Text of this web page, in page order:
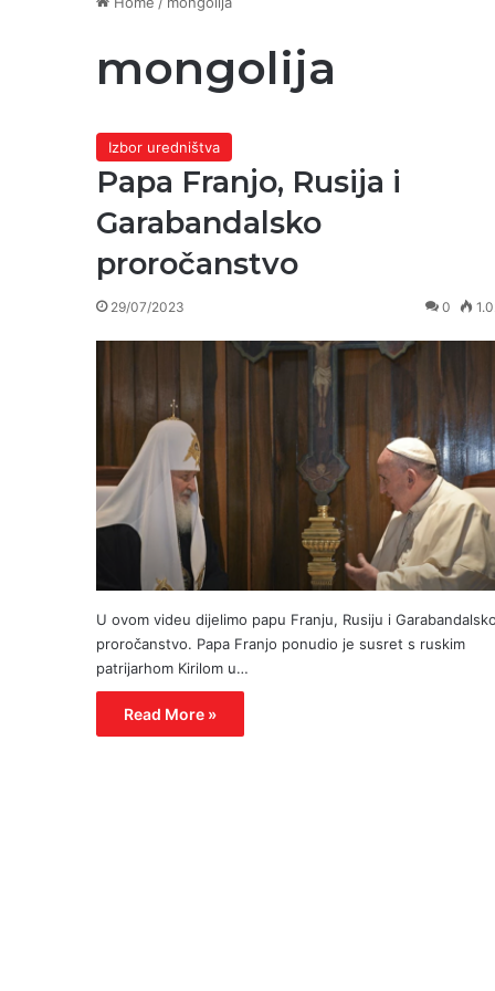
mongolija
Izbor uredništva
Papa Franjo, Rusija i
Garabandalsko
proročanstvo
29/07/2023 0
U ovom videu dijelimo papu Franju, Rusiju i
proročanstvo. Papa Franjo ponudio je susret s ruskim
patrijarhom Kirilom u…
Read More »